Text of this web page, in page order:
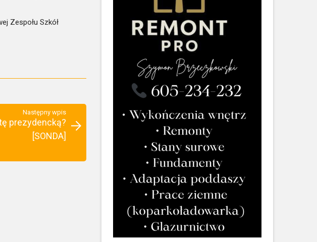
Zespołu Szkół
Następny wpis
prezydencką?
[SONDA]